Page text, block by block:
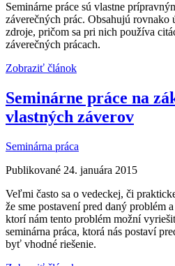
Seminárne práce sú vlastne
záverečných prác. Obsahujú rovnako
zdroje, pričom sa pri nich používa
záverečných prácach.
Zobraziť článok
Seminárne práce na
vlastných záverov
Seminárna práca
Publikované 24. januára 2015
Veľmi často sa o vedeckej, či
že sme postavení pred daný problém
ktorí nám tento problém možní
seminárna práca, ktorá nás postaví
byť vhodné riešenie.